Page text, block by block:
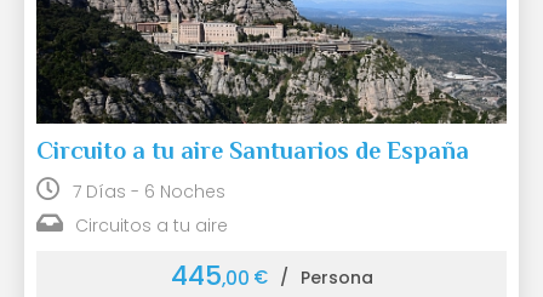
Circuito a tu aire Santuarios de España
7 Días - 6 Noches
Circuitos a tu aire
445,00 € / Persona